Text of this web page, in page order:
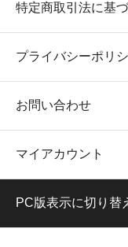
特定商取引法に基
プライバシーポリ
お問い合わせ
マイアカウント
PC版表示に切り替